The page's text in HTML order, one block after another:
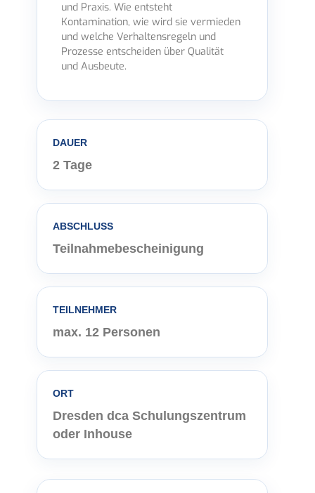
und Praxis. Wie entsteht
Kontamination, wie wird sie vermieden
und welche Verhaltensregeln und
Prozesse entscheiden über Qualität
und Ausbeute.
DAUER
2 Tage
ABSCHLUSS
Teilnahmebescheinigung
TEILNEHMER
max. 12 Personen
ORT
Dresden dca Schulungszentrum
oder Inhouse